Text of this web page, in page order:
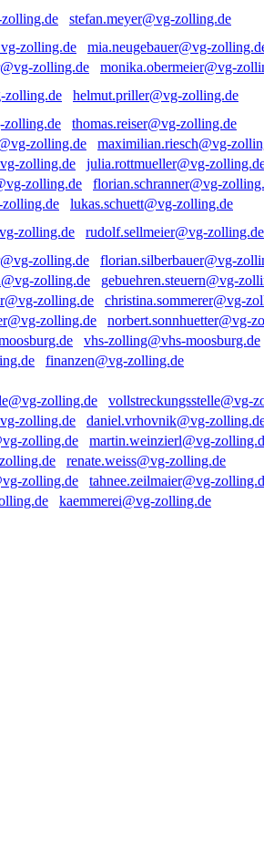
stefan.meyer@vg-zolling.de
mia.neugebauer@vg-
monika.obermeier@vg-
helmut.priller@vg-zolling.de
thomas.reiser@vg-zolling.de
maximilian.riesch@vg-
julia.rottmueller@vg-
florian.schranner@vg-
lukas.schuett@vg-zolling.de
rudolf.sellmeier@vg-zolling.de
florian.silberbauer@vg-
gebuehren.steuern@vg-
christina.sommerer@vg-
norbert.sonnhuetter@vg-
vhs-zolling@vhs-moosburg.de
finanzen@vg-zolling.de
vollstreckungsstelle@vg-
daniel.vrhovnik@vg-
martin.weinzierl@vg-
renate.weiss@vg-zolling.de
tahnee.zeilmaier@vg-
kaemmerei@vg-zolling.de